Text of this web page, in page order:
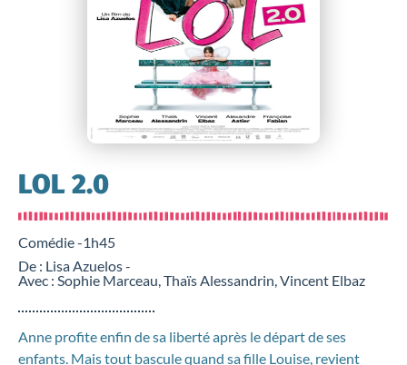
LOL 2.0
Comédie -1h45
De : Lisa Azuelos -
Avec : Sophie Marceau, Thaïs Alessandrin, Vincent Elbaz
Anne profite enfin de sa liberté après le départ de ses
enfants. Mais tout bascule quand sa fille Louise, revient